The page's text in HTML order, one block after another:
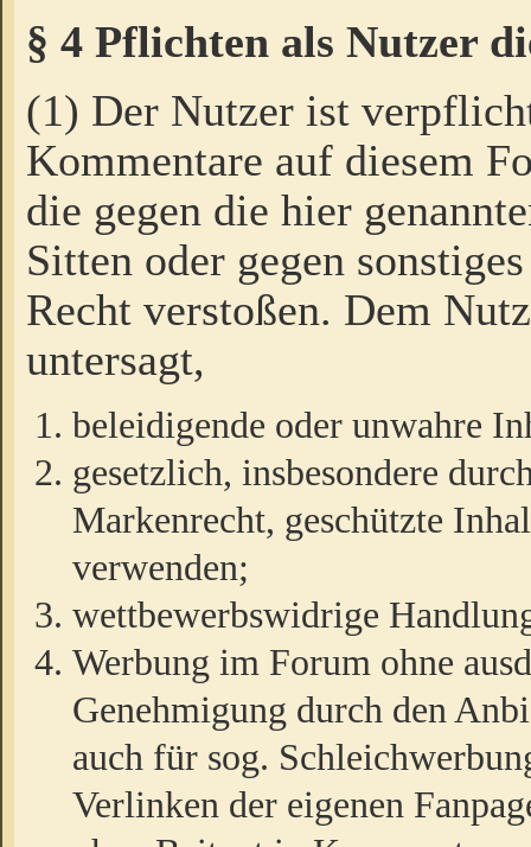
§ 4 Pflichten als Nutzer
(1) Der Nutzer ist
Kommentare auf diesem
die gegen die hier
Sitten oder gegen
Recht verstoßen. Dem
untersagt,
beleidigende oder unwahre
gesetzlich, insbesondere
Markenrecht, geschützte
verwenden;
wettbewerbswidrige
Werbung im Forum ohne
Genehmigung durch den
auch für sog.
Verlinken der eigenen